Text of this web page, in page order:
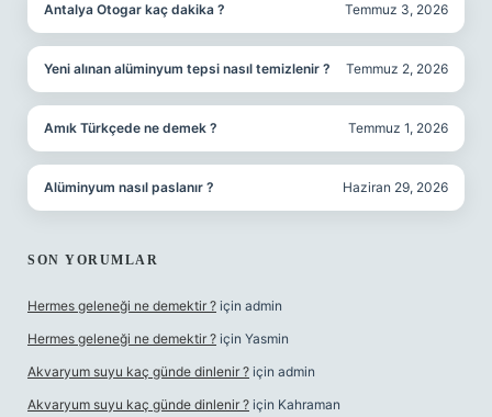
Antalya Otogar kaç dakika ? Temmuz 3, 2026
Yeni alınan alüminyum tepsi nasıl temizlenir ? Temmuz 2, 2026
Amık Türkçede ne demek ? Temmuz 1, 2026
Alüminyum nasıl paslanır ? Haziran 29, 2026
SON YORUMLAR
Hermes geleneği ne demektir ? için admin
Hermes geleneği ne demektir ? için Yasmin
Akvaryum suyu kaç günde dinlenir ? için admin
Akvaryum suyu kaç günde dinlenir ? için Kahraman